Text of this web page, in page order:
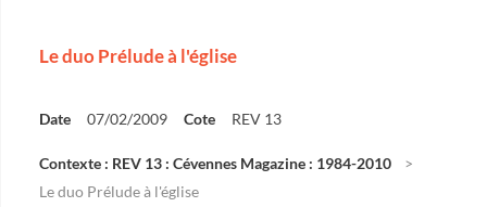
Le duo Prélude à l'église
Date 07/02/2009 Cote REV 13
Contexte : REV 13 : Cévennes Magazine : 1984-2010
Le duo Prélude à l'église